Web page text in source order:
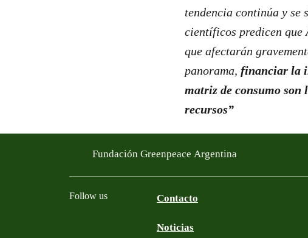
tendencia continúa y se
científicos predicen que
que afectarán
panorama, financiar la
matriz de consumo son
recursos”
Fundación Greenpeace Argentina
Follow us Contacto
Noticias